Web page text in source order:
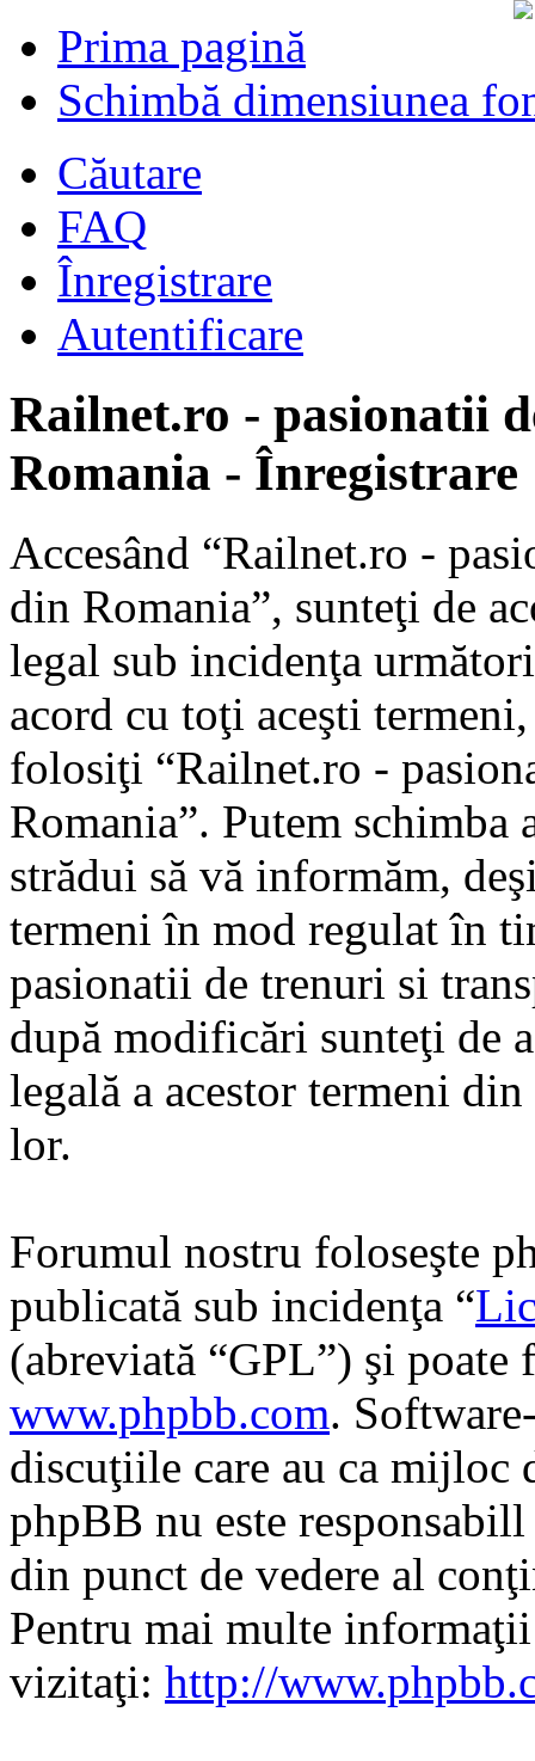
Prima pagină
Schimbă dimensiunea
Căutare
FAQ
Înregistrare
Autentificare
Railnet.ro - pasionatii
Romania - Înregistrare
Accesând “Railnet.ro -
din Romania”, sunteţi de
legal sub incidenţa
acord cu toţi aceşti
folosiţi “Railnet.ro -
Romania”. Putem
strădui să vă informăm,
termeni în mod regulat în
pasionatii de trenuri si
după modificări sunteţi de
legală a acestor termeni
lor.
Forumul nostru foloseşte
publicată sub incidenţa “
(abreviată “GPL”) şi poate
www.phpbb.com.
discuţiile care au ca mijloc
phpBB nu este
din punct de vedere al
Pentru mai multe
vizitaţi: http://